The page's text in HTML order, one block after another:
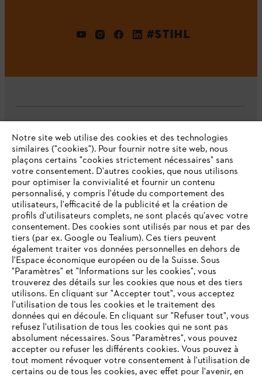
#STIHL
L'Entreprise
Questions fréquentes
Service
Politique de protection des données
Mentions légales Cookies
Informations juridiques
VOTRE NAVIGATEUR INTERNET
N'EST PLUS PRIS EN CHARGE
Vous utilisez un navigateur Internet que nous ne prenons plus
en charge, et certaines fonctionnalités de notre site ne
peuvent fonctionner correctement. Pour une utilisation
optimale de notre site, nous vous recommandons de passer à
Notre site web utilise des cookies et des technologies
similaires ("cookies"). Pour fournir notre site web, nous
plaçons certains "cookies strictement nécessaires" sans
votre consentement. D'autres cookies, que nous utilisons
pour optimiser la convivialité et fournir un contenu
personnalisé, y compris l'étude du comportement des
utilisateurs, l'efficacité de la publicité et la création de
profils d'utilisateurs complets, ne sont placés qu'avec votre
consentement. Des cookies sont utilisés par nous et par des
tiers (par ex. Google ou Tealium). Ces tiers peuvent
également traiter vos données personnelles en dehors de
l'Espace économique européen ou de la Suisse. Sous
"Paramètres" et "Informations sur les cookies", vous
trouverez des détails sur les cookies que nous et des tiers
utilisons. En cliquant sur "Accepter tout", vous acceptez
l'utilisation de tous les cookies et le traitement des
données qui en découle. En cliquant sur "Refuser tout", vous
refusez l'utilisation de tous les cookies qui ne sont pas
absolument nécessaires. Sous "Paramètres", vous pouvez
accepter ou refuser les différents cookies. Vous pouvez à
tout moment révoquer votre consentement à l'utilisation de
certains ou de tous les cookies, avec effet pour l'avenir, en